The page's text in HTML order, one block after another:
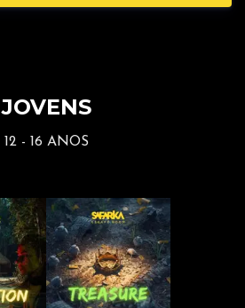
JOVENS
12 - 16 ANOS